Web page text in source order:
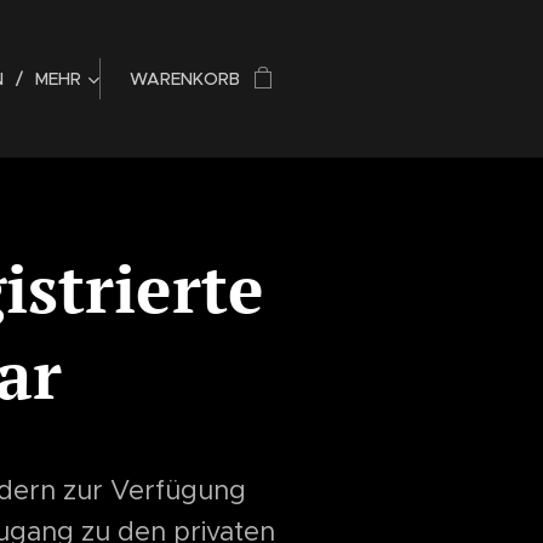
MEHR WARENKORB
zur Verfügung
zu den privaten